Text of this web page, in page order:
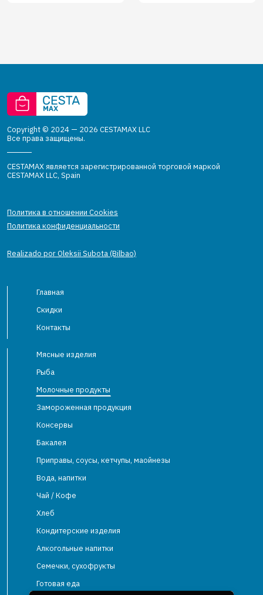
Copyright © 2024 — 2026 CESTAMAX LLC
Все права защищены.
CESTAMAX является зарегистрированной торговой маркой
CESTAMAX LLC, Spain
Политика в отношении Cookies
Политика конфиденциальности
Realizado por Oleksii Subota (Bilbao)
Главная
Скидки
Контакты
Мясные изделия
Рыба
Молочные продукты
Замороженная продукция
Консервы
Бакалея
Приправы, соусы, кетчупы, маойнезы
Вода, напитки
Чай / Кофе
Хлеб
Кондитерские изделия
Алкогольные напитки
Семечки, сухофрукты
Готовая еда